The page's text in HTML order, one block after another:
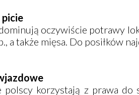
picie
oczywiście potrawy
a także mięsa. Do posiłków
polscy korzystają z prawa